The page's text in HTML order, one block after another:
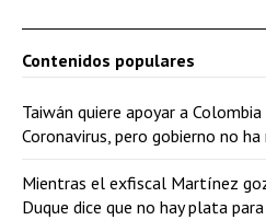
Contenidos populares
Taiwán quiere apoyar a
Coronavirus, pero gobierno no
Mientras el exfiscal Martínez
Duque dice que no hay plata